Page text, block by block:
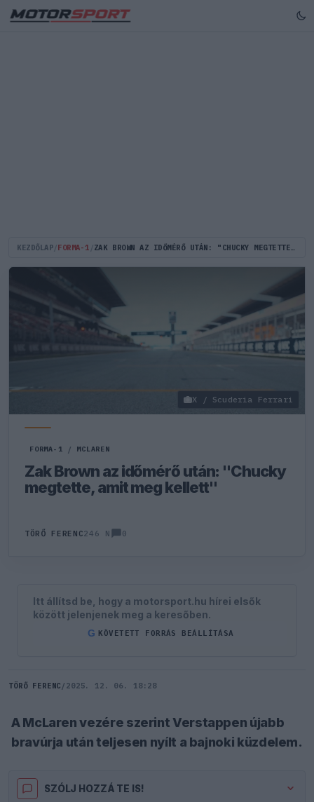
KEZDŐLAP FORMA-1 ZAK BROWN AZ IDŐMÉRŐ UTÁN: "CHUCKY MEGTETTE, AMIT MEG KELLETT"
X / Scuderia Ferrari
FORMA-1 / MCLAREN
Zak Brown az időmérő után: "Chucky
megtette, amit meg kellett"
TÖRŐ FERENC246 N 0
Itt állítsd be, hogy a motorsport.hu hírei elsők
között jelenjenek meg a keresőben.
G KÖVETETT FORRÁS BEÁLLÍTÁSA
TÖRŐ FERENC / 2025. 12. 06. 18:28
A McLaren vezére szerint Verstappen újabb
bravúrja után teljesen nyílt a bajnoki küzdelem.
SZÓLJ HOZZÁ TE IS!